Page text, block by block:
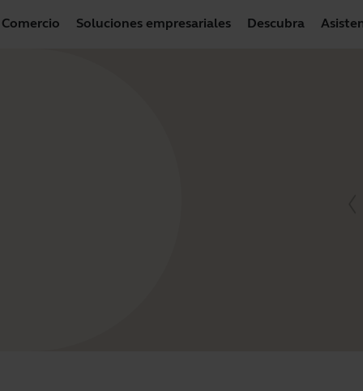
Comercio Soluciones empresariales Descubra